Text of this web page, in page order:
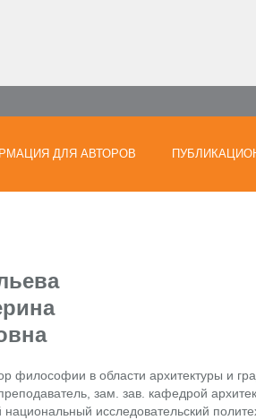
ДЛЯ АВТОРОВ
философии в области архитектуры и
зам. зав. кафедрой
исследовательский